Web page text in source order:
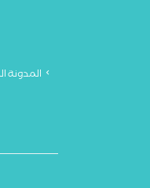
المدونة